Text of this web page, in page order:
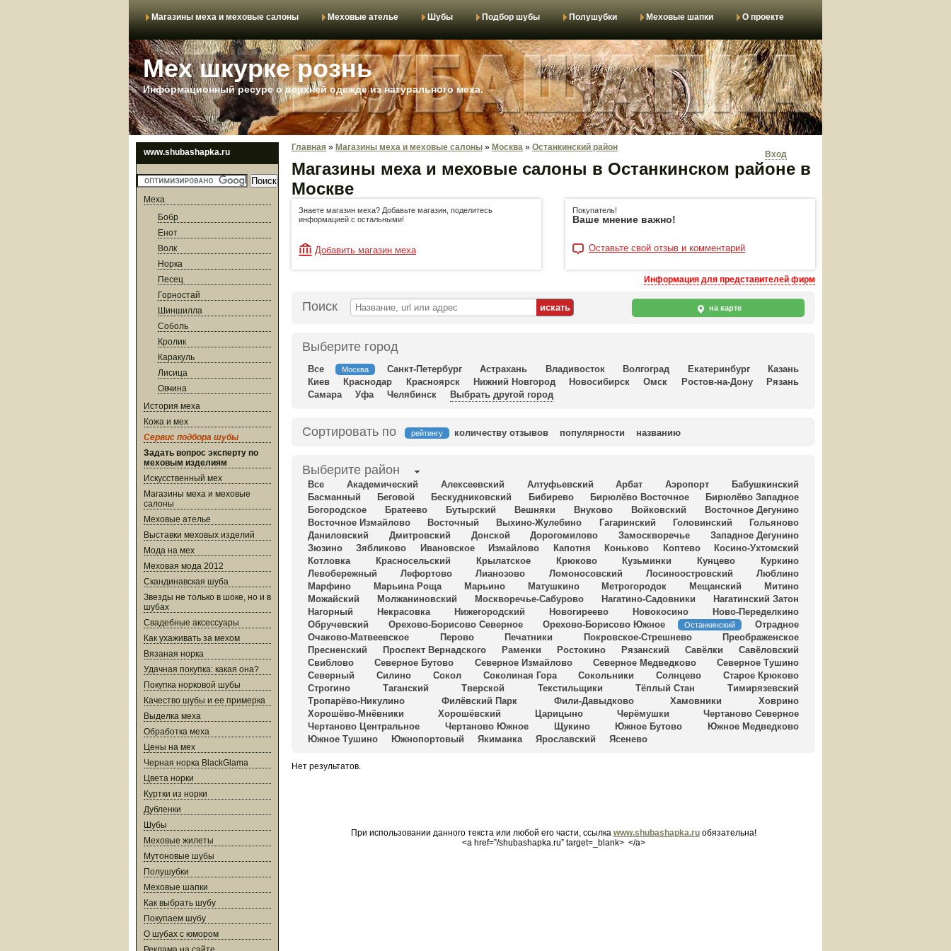
Магазины меха и меховые салоны Меховые ателье Шубы Подбор шубы Полушубки Меховые шапки О проекте
Мех шкурке рознь
Информационный ресурс о верхней одежде из натурального меха.
www.shubashapka.ru
Меха
Бобр
Енот
Волк
Норка
Песец
Горностай
Шиншилла
Соболь
Кролик
Каракуль
Лисица
Овчина
История меха
Кожа и мех
Сервис подбора шубы
Задать вопрос эксперту по
меховым изделиям
Искусственный мех
Магазины меха и меховые
салоны
Меховые ателье
Выставки меховых изделий
Мода на мех
Меховая мода 2012
Скандинавская шуба
Звезды не только в шоке, но и в
шубах
Свадебные аксессуары
Как ухаживать за мехом
Вязаная норка
Удачная покупка: какая она?
Покупка норковой шубы
Качество шубы и ее примерка
Выделка меха
Обработка меха
Цены на мех
Черная норка BlackGlama
Цвета норки
Куртки из норки
Дубленки
Шубы
Меховые жилеты
Мутоновые шубы
Полушубки
Меховые шапки
Как выбрать шубу
Покупаем шубу
О шубах с юмором
Главная » Магазины меха и меховые салоны » Москва » Останкинский район
Вход
Магазины меха и меховые салоны в Останкинском районе в
Москве
Знаете магазин меха? Добавьте магазин, поделитесь
информацией с остальными!
Добавить магазин меха
Покупатель!
Ваше мнение важно!
Оставьте свой отзыв и комментарий
Информация для представителей фирм
Поиск на карте
Выберите город
Все Москва Санкт-Петербург Астрахань Владивосток Волгоград Екатеринбург
Казань
Киев
Краснодар Красноярск Нижний Новгород Новосибирск Омск Ростов-на-Дону
Рязань
Самара
Уфа Челябинск Выбрать другой город
Сортировать по рейтингу количеству отзывов популярности названию
Выберите район
Все Академический Алексеевский Алтуфьевский Арбат Аэропорт
Бабушкинский
Басманный
Беговой Бескудниковский Бибирево Бирюлёво Восточное
Бирюлёво Западное
Богородское
Братеево Бутырский Вешняки Внуково Войковский
Восточное Дегунино
Восточное Измайлово
Восточный Выхино-Жулебино Гагаринский Головинский
Гольяново
Даниловский
Дмитровский Донской Дорогомилово Замоскворечье
Западное Дегунино
Зюзино
Зябликово Ивановское Измайлово Капотня Коньково Коптево
Косино-Ухтомский
Котловка
Красносельский Крылатское Крюково Кузьминки Кунцево
Куркино
Левобережный
Лефортово Лианозово Ломоносовский Лосиноостровский
Люблино
Марфино
Марьина Роща Марьино Матушкино Метрогородок Мещанский
Митино
Можайский
Молжаниновский Москворечье-Сабурово Нагатино-Садовники
Нагатинский Затон
Нагорный
Некрасовка Нижегородский Новогиреево Новокосино
Ново-Переделкино
Обручевский
Орехово-Борисово Северное Орехово-Борисово Южное Останкинский
Отрадное
Очаково-Матвеевское
Перово Печатники Покровское-Стрешнево
Преображенское
Пресненский
Проспект Вернадского Раменки Ростокино Рязанский Савёлки
Савёловский
Свиблово
Северное Бутово Северное Измайлово Северное Медведково
Северное Тушино
Северный
Силино Сокол Соколиная Гора Сокольники Солнцево
Старое Крюково
Строгино
Таганский Тверской Текстильщики Тёплый Стан
Тимирязевский
Тропарёво-Никулино
Филёвский Парк Фили-Давыдково Хамовники
Ховрино
Хорошёво-Мнёвники
Хорошёвский Царицыно Черёмушки
Чертаново Северное
Чертаново Центральное
Чертаново Южное Щукино Южное Бутово
Южное Медведково
Южное Тушино
Южнопортовый Якиманка Ярославский Ясенево
Нет результатов.
При использовании данного текста или любой его части, ссылка www.shubashapka.ruобязательна!
<a href=”/shubashapka.ru” target=_blank> </a>